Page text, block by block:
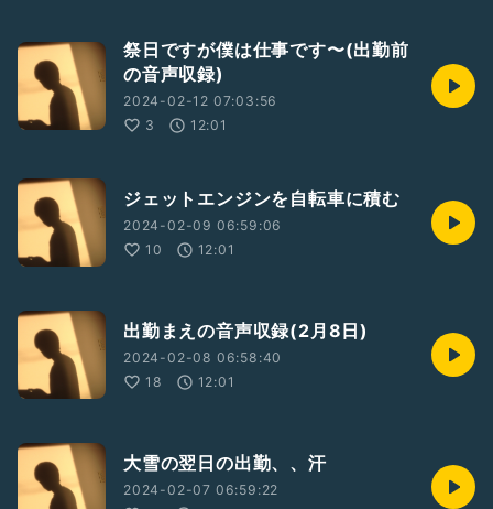
祭日ですが僕は仕事です〜(出勤前
の音声収録)
2024-02-12 07:03:56
3
12:01
ジェットエンジンを自転車に積む
2024-02-09 06:59:06
10
12:01
出勤まえの音声収録(2月8日)
2024-02-08 06:58:40
18
12:01
大雪の翌日の出勤、、汗
2024-02-07 06:59:22